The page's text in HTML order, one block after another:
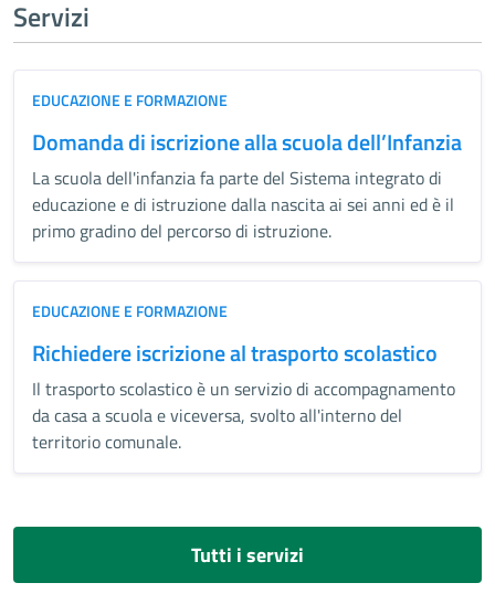
Servizi
EDUCAZIONE E FORMAZIONE
Domanda di iscrizione alla scuola dell’Infanzia
La scuola dell'infanzia fa parte del Sistema integrato di
educazione e di istruzione dalla nascita ai sei anni ed è il
primo gradino del percorso di istruzione.
EDUCAZIONE E FORMAZIONE
Richiedere iscrizione al trasporto scolastico
Il trasporto scolastico è un servizio di accompagnamento
da casa a scuola e viceversa, svolto all'interno del
territorio comunale.
Tutti i servizi